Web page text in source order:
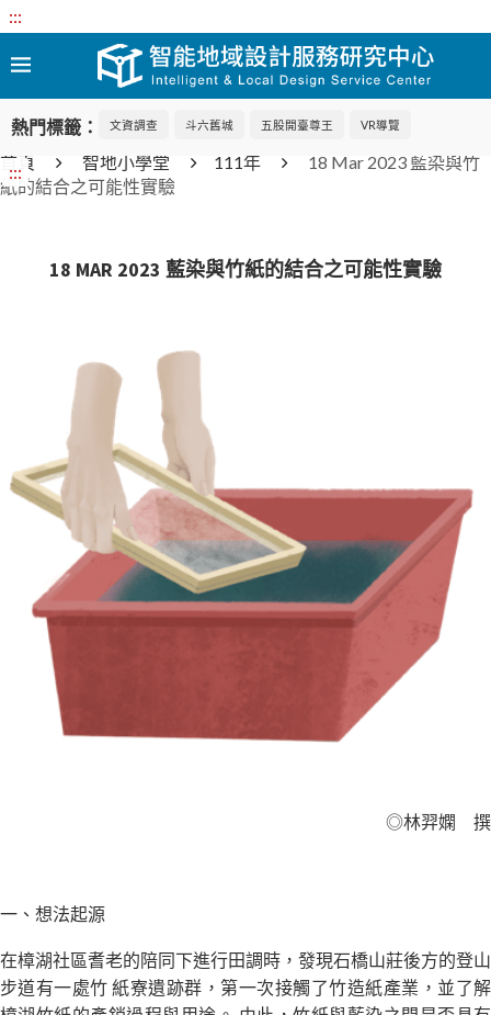
:::
熱門標籤： 文資調查 斗六舊城 五股開臺尊王 VR導覽
:::
首頁 智地小學堂 111年
18 Mar 2023 藍染與竹
紙的結合之可能性實驗
18 MAR 2023 藍染與竹紙的結合之可能性實驗
◎林羿嫻 撰
一、想法起源
在樟湖社區耆老的陪同下進行田調時，發現石橋山莊後方的登山
步道有一處竹 紙寮遺跡群，第一次接觸了竹造紙產業，並了解